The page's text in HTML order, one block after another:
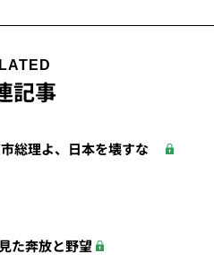
記事
市総理よ、日本を壊すな
た奔放と野望